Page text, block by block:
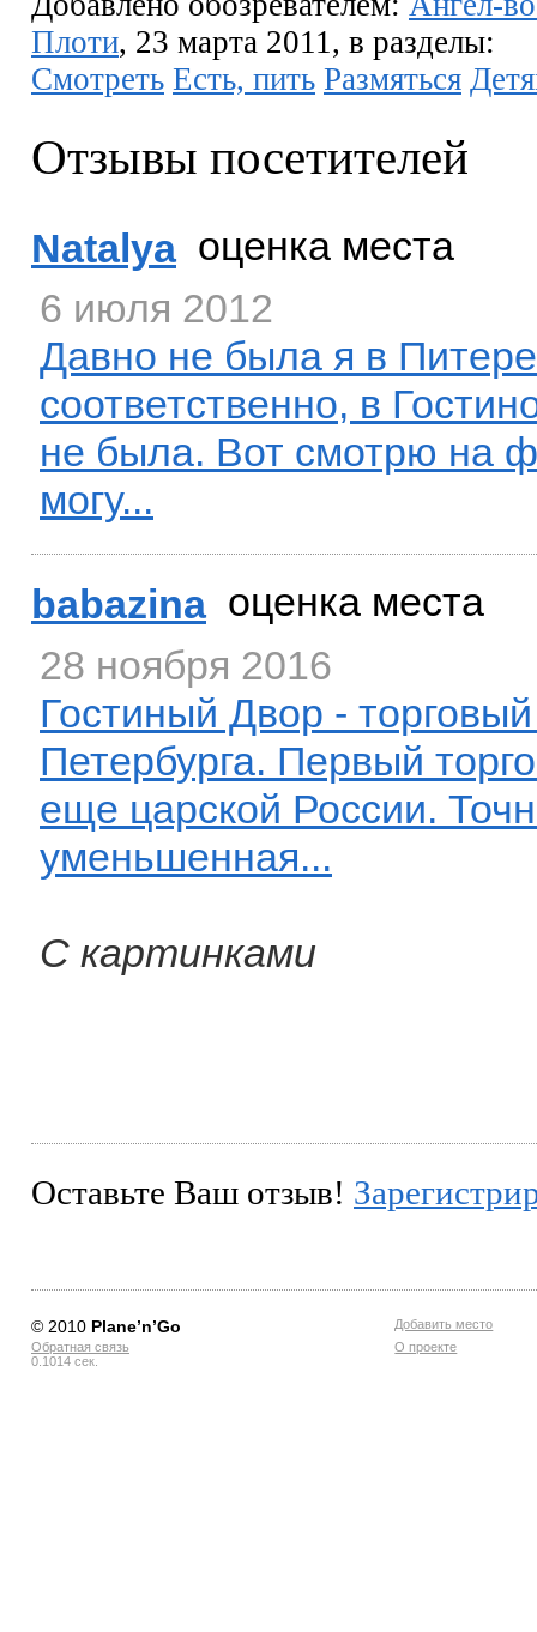
Плоти, 23 марта 2011, в разделы:
Смотреть Есть, пить Размяться
Отзывы посетителей
Natalya оценка места
6 июля 2012
Давно не была я в
соответственно, в
не была. Вот смотрю на
могу...
babazina оценка места
28 ноября 2016
Гостиный Двор -
Петербурга. Первый
еще царской России.
уменьшенная...
С картинками
Оставьте Ваш отзыв!
© 2010 Planе’n’Go
Обратная связь
0.1014 сек.
Добавить место
О проекте